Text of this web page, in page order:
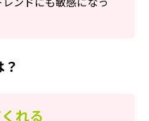
れる